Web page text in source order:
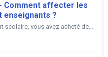
Comment affecter les
enseignants ?
Représentant d'établissement scolaire, vous avez acheté des licences numériques pour vos élèves et/ou enseignants. Voici comment créer leurs identif...